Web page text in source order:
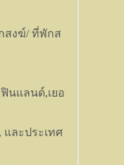
สงฆ์/ ที่พักส
ฟินแลนด์,เยอ
, และประเทศ